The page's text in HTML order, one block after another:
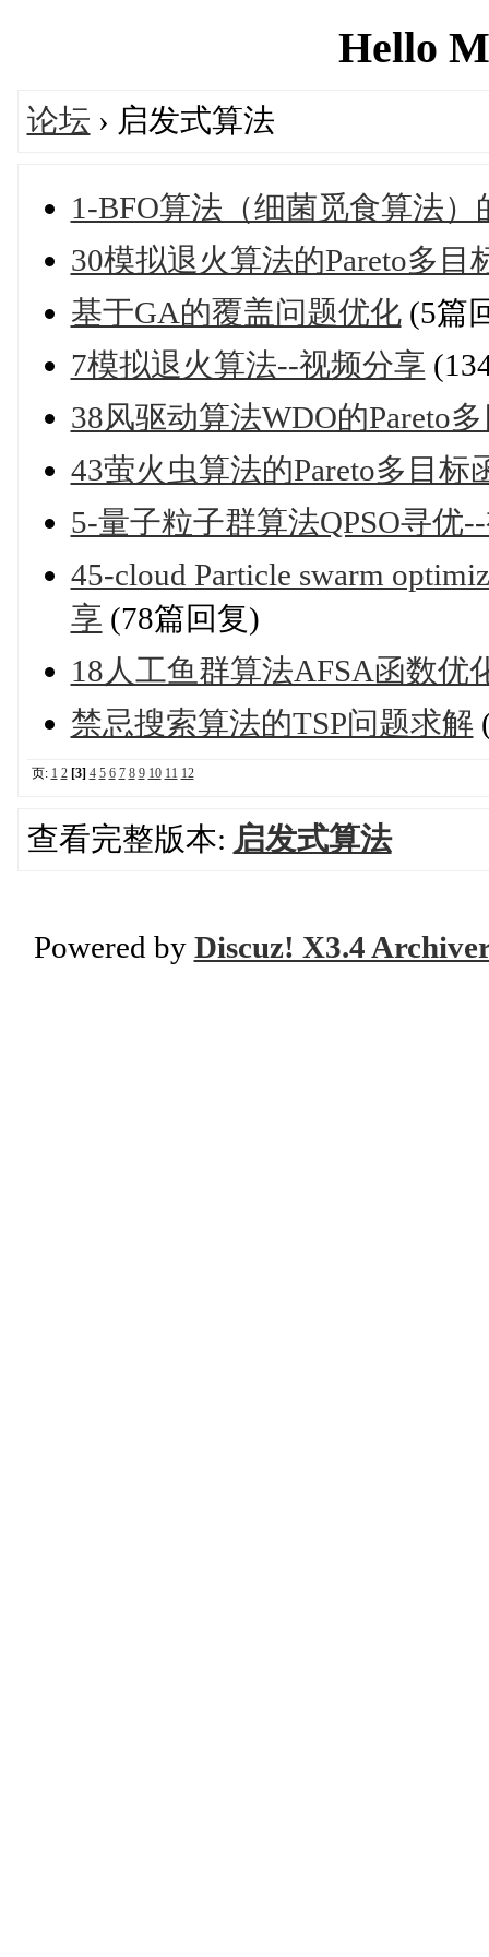
Hello
论坛 › 启发式算法
1-BFO算法（细菌觅食算法
30模拟退火算法的Pareto多目
基于GA的覆盖问题优化(5篇
7模拟退火算法--视频分享
38风驱动算法WDO的Pareto
43萤火虫算法的Pareto多目标
5-量子粒子群算法QPSO寻优
45-cloud Particle swarm
享 (78篇回复)
18人工鱼群算法AFSA函数优
禁忌搜索算法的TSP问题求解
页: 1 2 [3] 4 5 6 7 8 9 10 11 12
查看完整版本: 启发式算法
Powered by Discuz! X3.4